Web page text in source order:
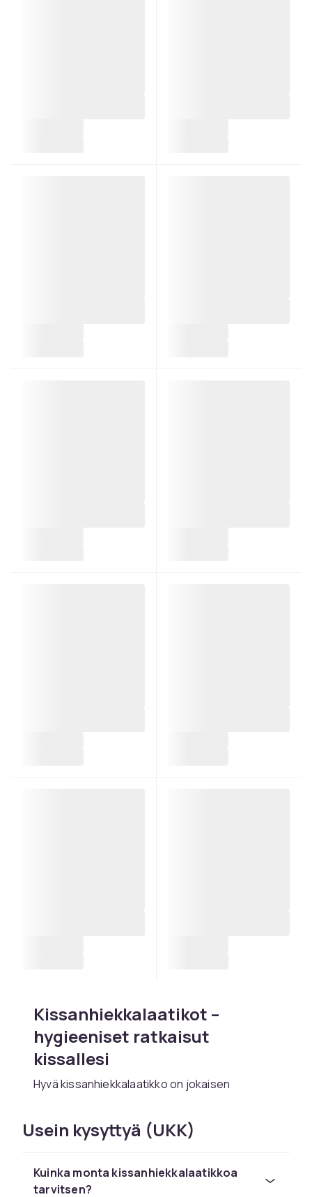
Kissanhiekkalaatikot –
hygieeniset ratkaisut
kissallesi
Hyvä kissanhiekkalaatikko on jokaisen
jotka sopivat sekä asuntoihin että
suljettuihin laatikoihin hiilisuodattimella, joka
neutraloi tehokkaasti hajuja. Meillä on
Usein kysyttyä (UKK)
Kuinka monta kissanhiekkalaatikkoa
tarvitsen?